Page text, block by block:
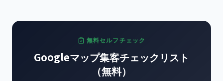
無料セルフチェック
Googleマップ集客チェックリスト
（無料）